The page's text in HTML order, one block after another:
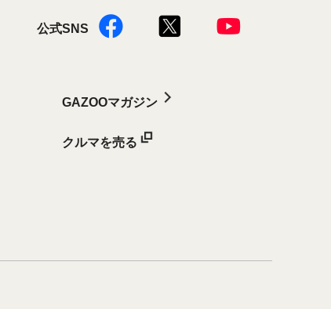
公式SNS
GAZOOマガジン
クルマを売る